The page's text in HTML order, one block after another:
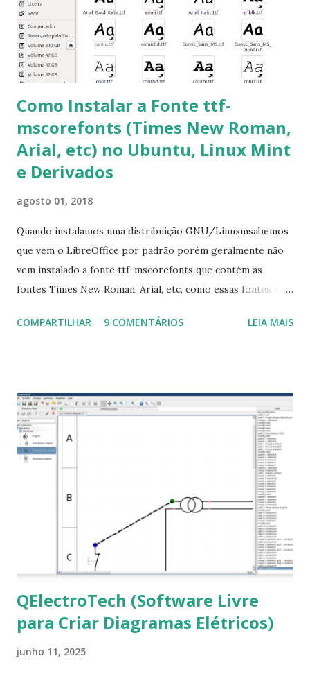
fontes Times New Roman, Arial estão instaladas. Caso
ocorra algum erro ou precisa reinstalar, execute: $ sudo
apt-get install --reinstall ttf-mscorefonts-installer
Como Instalar a Fonte ttf-
mscorefonts (Times New Roman,
Arial, etc) no Ubuntu, Linux Mint
e Derivados
agosto 01, 2018
Quando instalamos uma distribuição GNU/Linuxmsabemos
que vem o LibreOffice por padrão porém geralmente não
vem instalado a fonte ttf-mscorefonts que contém as
fontes Times New Roman, Arial, etc, como essas fontes são
a Associação Brasileira de Normas Técnicas (ABNT), exige
que contém essas fontes. Ao instalar o GNU/Linux abra o
terminal e execute o comando: $ sudo apt-get install ttf-
mscorefonts-installer Leia os termos de uso e avance
clicando em “Ok” Agora aceite os termos de uso clicando
em “Sim” Pronto agora abra o LibreOffice e veja se as
fontes Times New Roman, Arial estão instaladas. Caso
ocorra algum erro ou precisa reinstalar, execute: $ sudo
apt-get install --reinstall ttf-mscorefonts-installer
COMPARTILHAR 9 COMENTÁRIOS LEIA MAIS
QElectroTech (Software Livre
para Criar Diagramas Elétricos)
junho 11, 2025